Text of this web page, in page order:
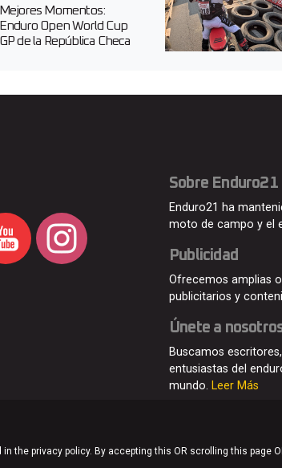
Mejores Momentos:
Enduro Open World Cup
GP de la República Checa
Sobre Enduro21
Enduro21 ha
moto de campo y el
Publicidad
Ofrecemos amplias
publicitarios y
Únete a
Buscamos
entusiastas del
mundo. Leer Más
the privacy policy. By accepting this OR scrolling this page